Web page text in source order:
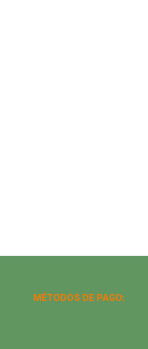
MÉTODOS DE PAGO: